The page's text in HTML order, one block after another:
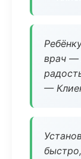
врач —
—